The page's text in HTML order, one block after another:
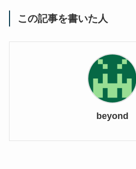
この記事を書いた人
beyond